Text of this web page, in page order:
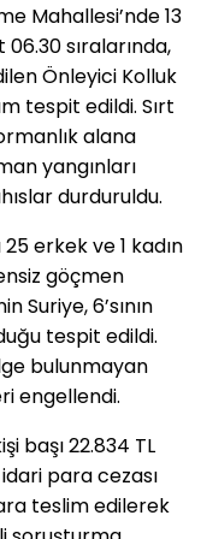
Mahallesi’nde 13
sıralarında,
Önleyici Kolluk
tespit edildi. Sırt
alana
yangınları
durduruldu.
erkek ve 1 kadın
göçmen
Suriye, 6’sının
tespit edildi.
bulunmayan
engellendi.
başı 22.834 TL
para cezası
teslim edilerek